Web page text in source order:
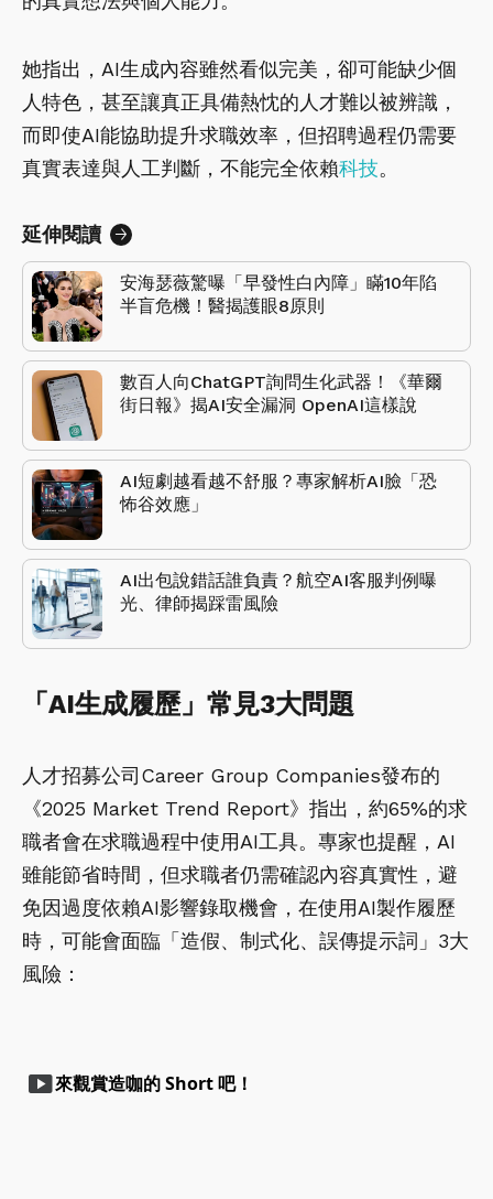
她指出，AI生成內容雖然看似完美，卻可能缺少個
人特色，甚至讓真正具備熱忱的人才難以被辨識，
而即使AI能協助提升求職效率，但招聘過程仍需要
真實表達與人工判斷，不能完全依賴科技。
延伸閱讀
安海瑟薇驚曝「早發性白內障」瞞10年陷
半盲危機！醫揭護眼8原則
數百人向ChatGPT詢問生化武器！《華爾
街日報》揭AI安全漏洞 OpenAI這樣說
AI短劇越看越不舒服？專家解析AI臉「恐
怖谷效應」
AI出包說錯話誰負責？航空AI客服判例曝
光、律師揭踩雷風險
「AI生成履歷」常見3大問題
人才招募公司Career Group Companies發布的
《2025 Market Trend Report》指出，約65%的求
職者會在求職過程中使用AI工具。專家也提醒，AI
雖能節省時間，但求職者仍需確認內容真實性，避
免因過度依賴AI影響錄取機會，在使用AI製作履歷
時，可能會面臨「造假、制式化、誤傳提示詞」3大
風險：
smart_display來觀賞造咖的 Short 吧！
play_arrow